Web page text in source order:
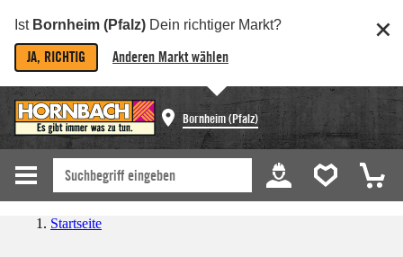
Ist Bornheim (Pfalz) Dein richtiger Markt?
JA, RICHTIG Anderen Markt wählen
Bornheim (Pfalz)
Startseite